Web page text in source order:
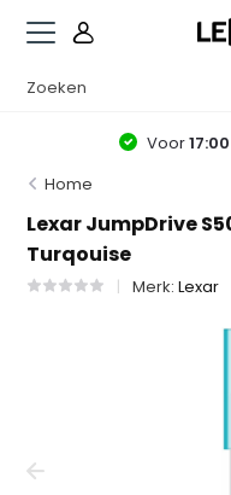
Voor17:00
Home
Lexar JumpDrive
Turqouise
Merk:Lexar